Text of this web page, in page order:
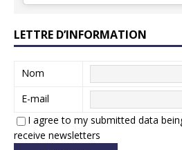
LETTRE D’INFORMATION
Nom
E-mail
I agree to my submitted data
receive newsletters